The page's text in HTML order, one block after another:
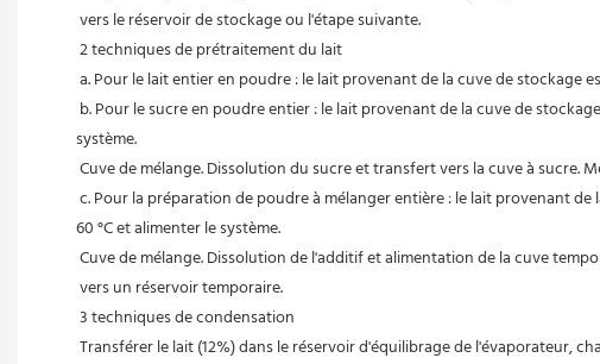
vers le réservoir de stockage ou l'étape suivante.
2 techniques de prétraitement du lait
a. Pour le lait entier en poudre : le lait provenant de la cuve de
système.
Cuve de mélange. Dissolution du sucre et transfert vers la cuve à sucre.
60 °C et alimenter le système.
Cuve de mélange. Dissolution de l'additif et alimentation de la cuve
vers un réservoir temporaire.
3 techniques de condensation
Transférer le lait (12%) dans le réservoir d'équilibrage de l'évaporateur,